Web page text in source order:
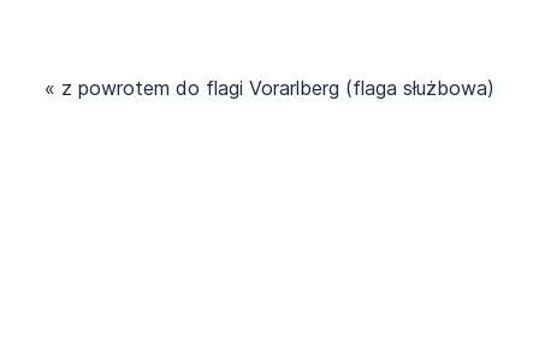
« z powrotem do flagi Vorarlberg (flaga służbowa)